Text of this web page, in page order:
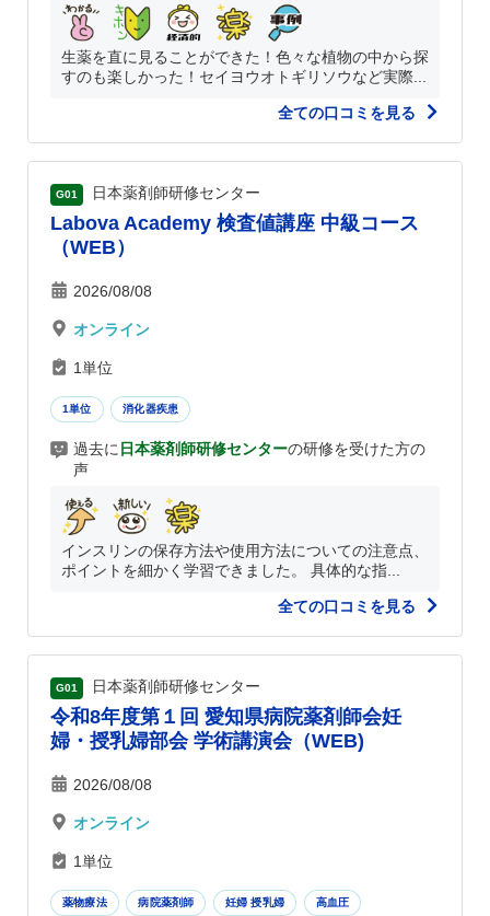
生薬を直に見ることができた！色々な植物の中から探
すのも楽しかった！セイヨウオトギリソウなど実際...
全ての口コミを見る
G01 日本薬剤師研修センター
Labova Academy 検査値講座 中級コース
（WEB）
2026/08/08
オンライン
1単位
1単位 消化器疾患
過去に 日本薬剤師研修センターの研修を受けた方の
声
インスリンの保存方法や使用方法についての注意点、
ポイントを細かく学習できました。 具体的な指...
全ての口コミを見る
G01 日本薬剤師研修センター
令和8年度第１回 愛知県病院薬剤師会妊
婦・授乳婦部会 学術講演会（WEB)
2026/08/08
オンライン
1単位
薬物療法 病院薬剤師 妊婦 授乳婦 高血圧